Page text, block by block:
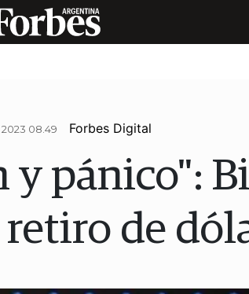
08.49 Forbes Digital
y pánico":
de